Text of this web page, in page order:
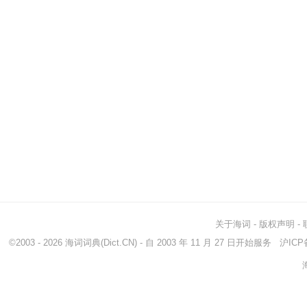
关于海词 - 版权声明 -
©2003 - 2026 海词词典(Dict.CN) - 自 2003 年 11 月 27 日开始服务 沪ICP